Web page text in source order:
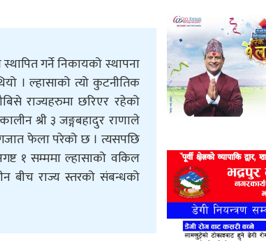
गर्ने निकायको स्थापना
। ल्हासाको त्यो कुटनीतिक
राज्यहरुमा छरिएर रहेको
श्री ३ जङ्गबहादुर राणाले
फेला परेको छ । त्यसपछि
१ सम्ममा ल्हासाको वकिल
बीच राज्य स्तरको संबन्धको